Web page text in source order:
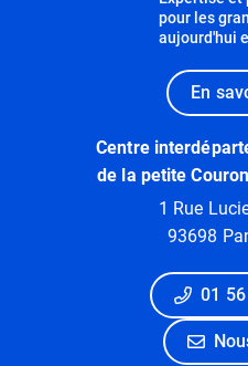
pour les
aujourd'hui
En
Centre
de la petite
1 Rue
93698
01